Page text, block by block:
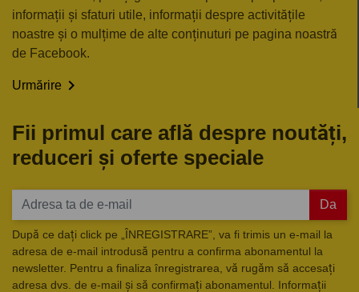
informații și sfaturi utile, informații despre activitățile
noastre și o mulțime de alte conținuturi pe pagina noastră
de Facebook.
Urmărire 
Fii primul care află despre noutăți,
reduceri și oferte speciale
Da
După ce dați click pe „ÎNREGISTRARE”, va fi trimis un e-mail la
adresa de e-mail introdusă pentru a confirma abonamentul la
newsletter. Pentru a finaliza înregistrarea, vă rugăm să accesați
adresa dvs. de e-mail și să confirmați abonamentul. Informații